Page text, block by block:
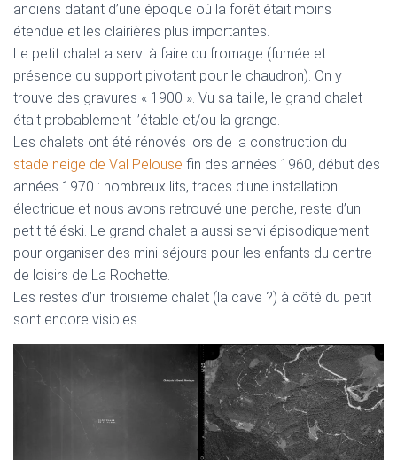
anciens datant d’une époque où la forêt était moins
étendue et les clairières plus importantes.
Le petit chalet a servi à faire du fromage (fumée et
présence du support pivotant pour le chaudron). On y
trouve des gravures « 1900 ». Vu sa taille, le grand chalet
était probablement l’étable et/ou la grange.
Les chalets ont été rénovés lors de la construction du
stade neige de Val Pelouse fin des années 1960, début des
années 1970 : nombreux lits, traces d’une installation
électrique et nous avons retrouvé une perche, reste d’un
petit téléski. Le grand chalet a aussi servi épisodiquement
pour organiser des mini-séjours pour les enfants du centre
de loisirs de La Rochette.
Les restes d’un troisième chalet (la cave ?) à côté du petit
sont encore visibles.